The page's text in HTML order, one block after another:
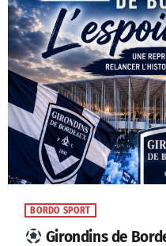
BORDO SPORT
Girondins de